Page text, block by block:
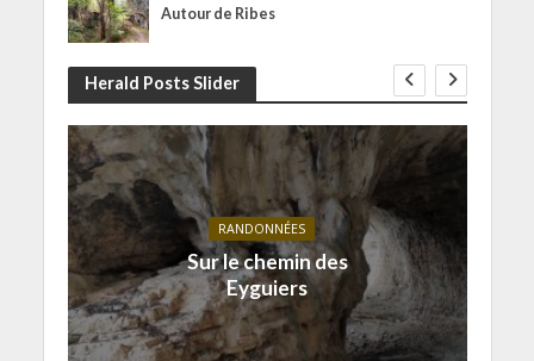
Autour de Ribes
Herald Posts Slider
RANDONNÉES
Sur le chemin des
Eyguiers